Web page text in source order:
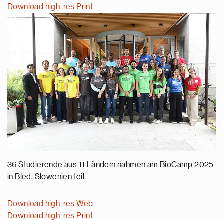
Download high-res Print
36 Studierende aus 11 Ländern nahmen am BioCamp 2025
in Bled, Slowenien teil.
Download high-res Web
Download high-res Print